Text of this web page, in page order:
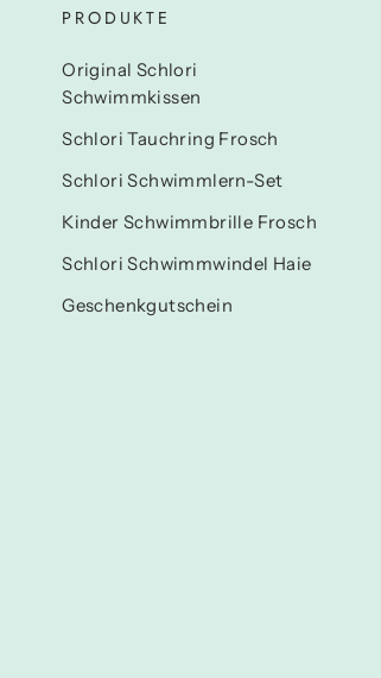
PRODUKTE
Original Schlori
Schwimmkissen
Schlori Tauchring Frosch
Schlori Schwimmlern-Set
Kinder Schwimmbrille Frosch
Schlori Schwimmwindel Haie
Geschenkgutschein